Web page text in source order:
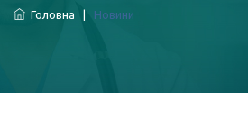
Головна Новини